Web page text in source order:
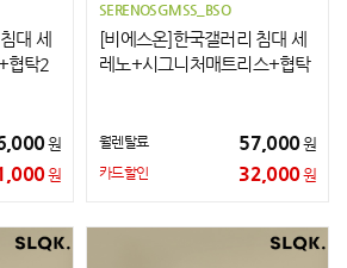
대 세
협탁2
원
원
SERENOSGMSS_BSO
[비에스온]한국갤러리 침대 세
레노+시그니처매트리스+협탁
월렌탈료 57,000원
카드할인 32,000원